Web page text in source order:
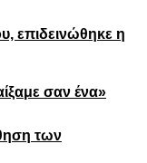
επιδεινώθηκε η
σαν ένα»
των